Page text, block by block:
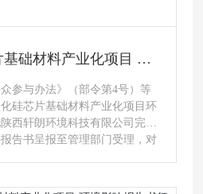
础材料产业化项目 环
稿公示
参与办法》（部令第4号）等
硅芯片基础材料产业化项目环
西轩朗环境科技有限公司完成
告书呈报至管理部门受理，对